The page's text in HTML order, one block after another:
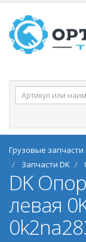
Грузовые запчасти
Запчасти DK
DK
левая